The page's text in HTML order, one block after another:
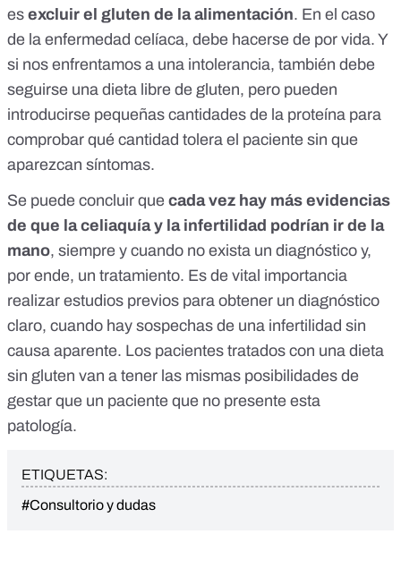
es excluir el gluten de la alimentación. En el caso
de la enfermedad celíaca, debe hacerse de por vida. Y
si nos enfrentamos a una intolerancia, también debe
seguirse una dieta libre de gluten, pero pueden
introducirse pequeñas cantidades de la proteína para
comprobar qué cantidad tolera el paciente sin que
aparezcan síntomas.
Se puede concluir que cada vez hay más evidencias
de que la celiaquía y la infertilidad podrían ir de la
mano, siempre y cuando no exista un diagnóstico y,
por ende, un tratamiento. Es de vital importancia
realizar estudios previos para obtener un diagnóstico
claro, cuando hay sospechas de una infertilidad sin
causa aparente. Los pacientes tratados con una dieta
sin gluten van a tener las mismas posibilidades de
gestar que un paciente que no presente esta
patología.
ETIQUETAS:
#Consultorio y dudas